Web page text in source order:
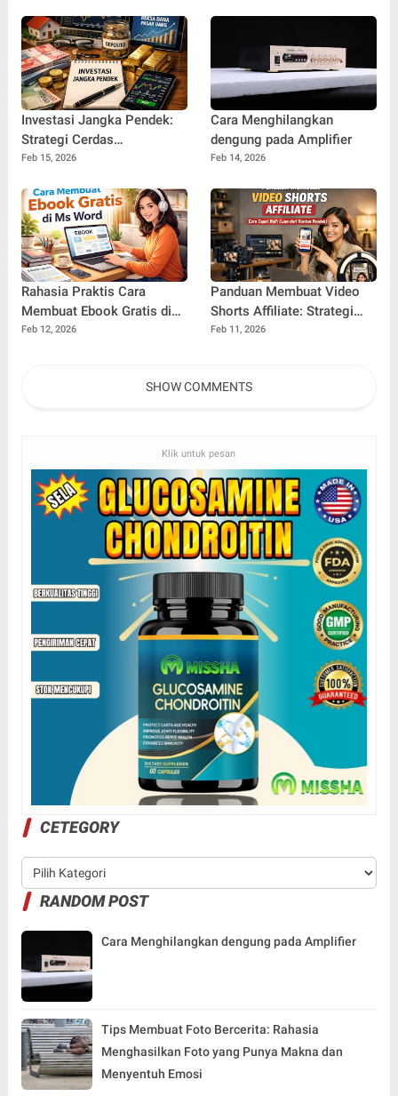
Konsisten
Investasi Jangka Pendek:
Strategi Cerdas
Mengembangkan Uang
Feb 15, 2026
Cara Menghilangkan
dengung pada Amplifier
Feb 14, 2026
Rahasia Praktis Cara
Membuat Ebook Gratis di
Ms Word yang Profesional
Feb 12, 2026
Panduan Membuat Video
Shorts Affiliate: Strategi
Cepat Menghasilkan Cuan
Feb 11, 2026
SHOW COMMENTS
Klik untuk pesan
CETEGORY
RANDOM POST
Cara Menghilangkan dengung pada Amplifier
Tips Membuat Foto Bercerita: Rahasia
Menghasilkan Foto yang Punya Makna dan
Menyentuh Emosi